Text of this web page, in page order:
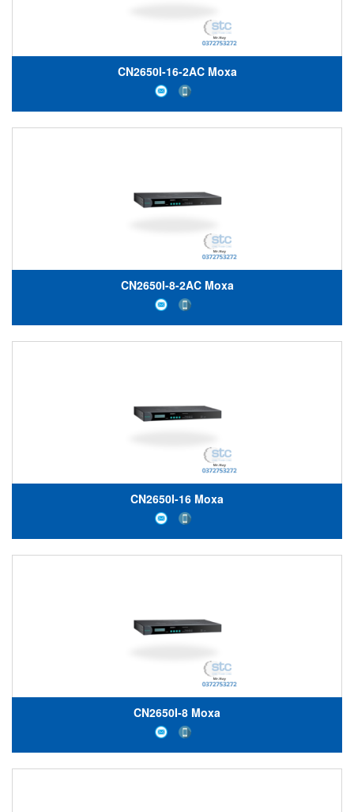
CN2650I-16-2AC Moxa
CN2650I-8-2AC Moxa
CN2650I-16 Moxa
CN2650I-8 Moxa